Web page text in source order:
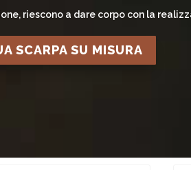
riescono a dare corpo con la
SCARPA SU MISURA